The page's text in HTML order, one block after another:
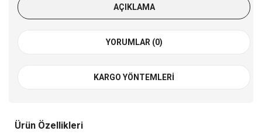
AÇIKLAMA
YORUMLAR (0)
KARGO YÖNTEMLERI
Ürün Özellikleri